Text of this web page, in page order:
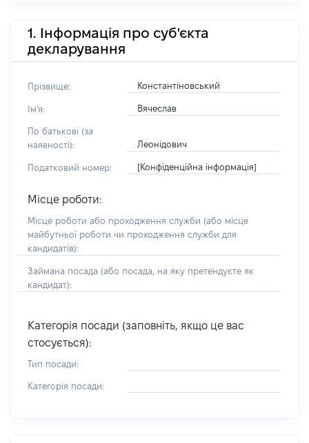
1. Інформація про суб'єкта
декларування
Прізвище: Константіновський
Ім'я: Вячеслав
По батькові (за
наявності):
Леонідович
Податковий номер: [Конфіденційна інформація]
Місце роботи:
Місце роботи або проходження служби (або місце
майбутньої роботи чи проходження служби для
кандидатів):
Займана посада (або посада, на яку претендуєте як
кандидат):
Категорія посади (заповніть, якщо це вас
стосується):
Тип посади:
Категорія посади: